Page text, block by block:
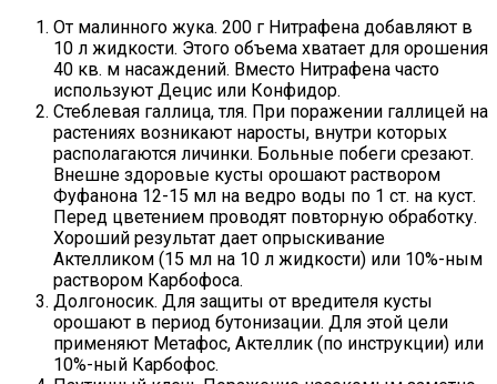
От малинного жука. 200 г Нитрафена добавляют в
10 л жидкости. Этого объема хватает для орошения
40 кв. м насаждений. Вместо Нитрафена часто
используют Децис или Конфидор.
Стеблевая галлица, тля. При поражении галлицей на
растениях возникают наросты, внутри которых
располагаются личинки. Больные побеги срезают.
Внешне здоровые кусты орошают раствором
Фуфанона 12-15 мл на ведро воды по 1 ст. на куст.
Перед цветением проводят повторную обработку.
Хороший результат дает опрыскивание
Актелликом (15 мл на 10 л жидкости) или 10%-ным
раствором Карбофоса.
Долгоносик. Для защиты от вредителя кусты
орошают в период бутонизации. Для этой цели
применяют Метафос, Актеллик (по инструкции) или
10%-ный Карбофос.